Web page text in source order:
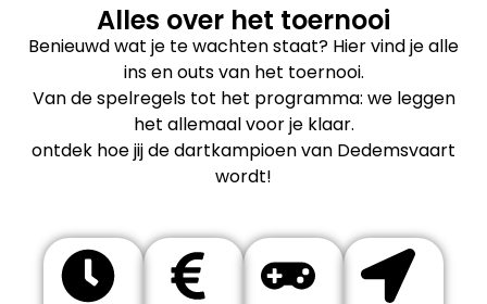
Alles over het toernooi
Benieuwd wat je te wachten staat? Hier vind je alle
ins en outs van het toernooi.
Van de spelregels tot het programma: we leggen
het allemaal voor je klaar.
ontdek hoe jij de dartkampioen van Dedemsvaart
wordt!